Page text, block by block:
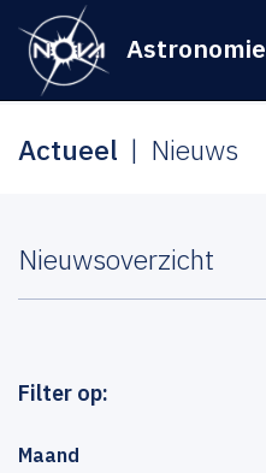
Astronomie
Actueel Nieuws
Nieuwsoverzicht
Filter op:
Maand